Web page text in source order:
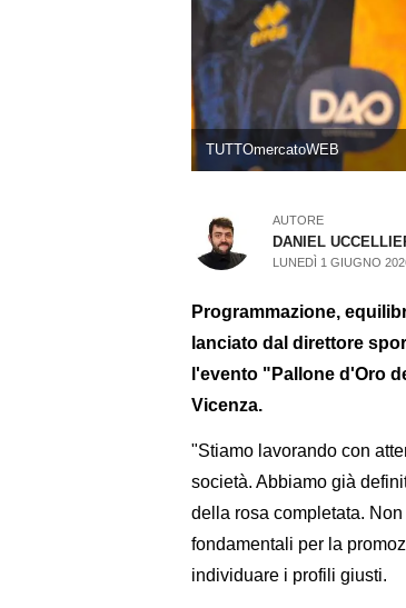
TUTTOmercatoWEB
AUTORE
DANIEL
LUNEDÌ 1 GIUGNO
Programmazione,
lanciato dal direttore
l'evento "Pallone d'Oro
Vicenza.
"Stiamo lavorando con
società. Abbiamo già
della rosa completata.
fondamentali per la
individuare i profili giusti.